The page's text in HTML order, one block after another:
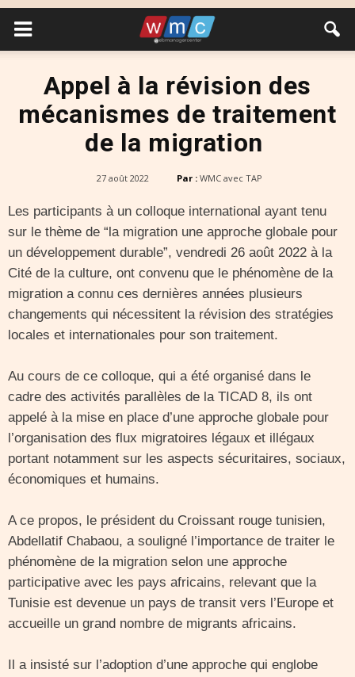
Appel à la révision des
mécanismes de traitement
de la migration
27 août 2022 Par : WMC avec TAP
Les participants à un colloque international ayant tenu
sur le thème de “la migration une approche globale pour
un développement durable”, vendredi 26 août 2022 à la
Cité de la culture, ont convenu que le phénomène de la
migration a connu ces dernières années plusieurs
changements qui nécessitent la révision des stratégies
locales et internationales pour son traitement.
Au cours de ce colloque, qui a été organisé dans le
cadre des activités parallèles de la TICAD 8, ils ont
appelé à la mise en place d’une approche globale pour
l’organisation des flux migratoires légaux et illégaux
portant notamment sur les aspects sécuritaires, sociaux,
économiques et humains.
A ce propos, le président du Croissant rouge tunisien,
Abdellatif Chabaou, a souligné l’importance de traiter le
phénomène de la migration selon une approche
participative avec les pays africains, relevant que la
Tunisie est devenue un pays de transit vers l’Europe et
accueille un grand nombre de migrants africains.
Il a insisté sur l’adoption d’une approche qui englobe